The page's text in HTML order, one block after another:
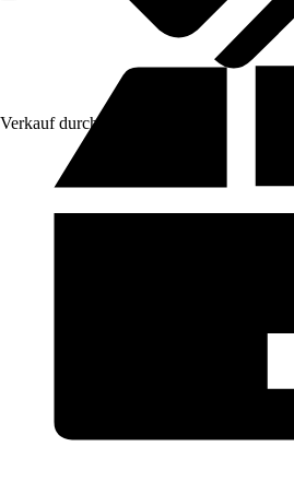
Verkauf durch: